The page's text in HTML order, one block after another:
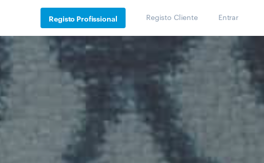
Registo Profissional Registo Cliente Entrar